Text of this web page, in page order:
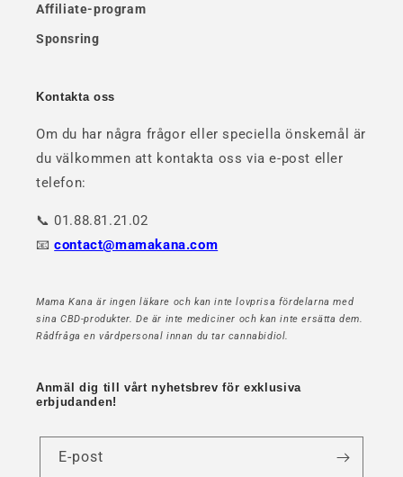
Affiliate-program
Sponsring
Kontakta oss
Om du har några frågor eller speciella önskemål är
du välkommen att kontakta oss via e-post eller
telefon:
📞 01.88.81.21.02
📧contact@mamakana.com
Mama Kana är ingen läkare och kan inte lovprisa fördelarna med
sina CBD-produkter. De är inte mediciner och kan inte ersätta dem.
Rådfråga en vårdpersonal innan du tar cannabidiol.
Anmäl dig till vårt nyhetsbrev för exklusiva
erbjudanden!
E-post